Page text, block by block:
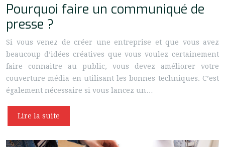
Pourquoi faire un communiqué de
presse ?
Si vous venez de créer une entreprise et que vous avez
beaucoup d’idées créatives que vous voulez certainement
faire connaitre au public, vous devez améliorer votre
couverture média en utilisant les bonnes techniques. C’est
également nécessaire si vous lancez un…
Lire la suite